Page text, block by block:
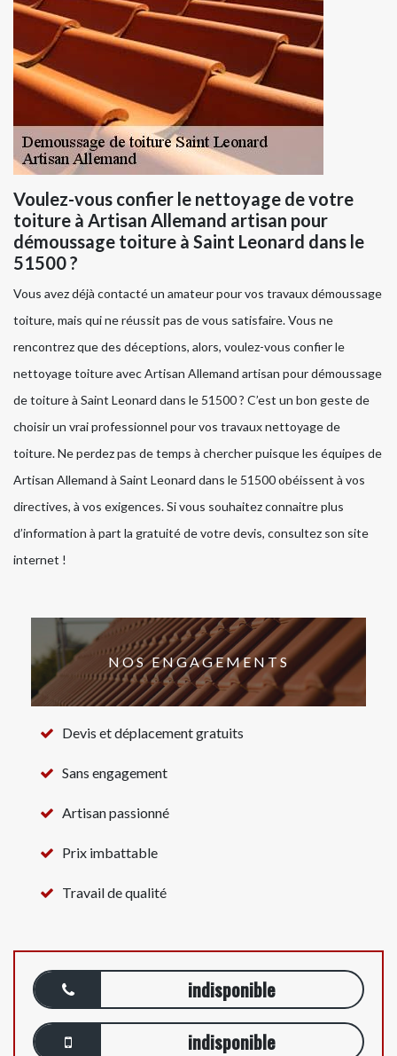
Voulez-vous confier le nettoyage de votre
toiture à Artisan Allemand artisan pour
démoussage toiture à Saint Leonard dans le
51500 ?
Vous avez déjà contacté un amateur pour vos travaux démoussage
toiture, mais qui ne réussit pas de vous satisfaire. Vous ne
rencontrez que des déceptions, alors, voulez-vous confier le
nettoyage toiture avec Artisan Allemand artisan pour démoussage
de toiture à Saint Leonard dans le 51500 ? C’est un bon geste de
choisir un vrai professionnel pour vos travaux nettoyage de
toiture. Ne perdez pas de temps à chercher puisque les équipes de
Artisan Allemand à Saint Leonard dans le 51500 obéissent à vos
directives, à vos exigences. Si vous souhaitez connaitre plus
d’information à part la gratuité de votre devis, consultez son site
internet !
NOS ENGAGEMENTS
Devis et déplacement gratuits
Sans engagement
Artisan passionné
Prix imbattable
Travail de qualité
indisponible
indisponible